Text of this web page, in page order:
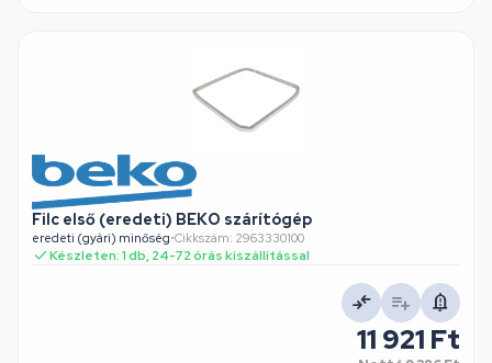
Filc első (eredeti) BEKO szárítógép
eredeti (gyári) minőség•Cikkszám: 2963330100
Készleten: 1 db, 24-72 órás kiszállítással
11 921 Ft